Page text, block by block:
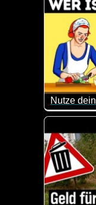
Hier ist